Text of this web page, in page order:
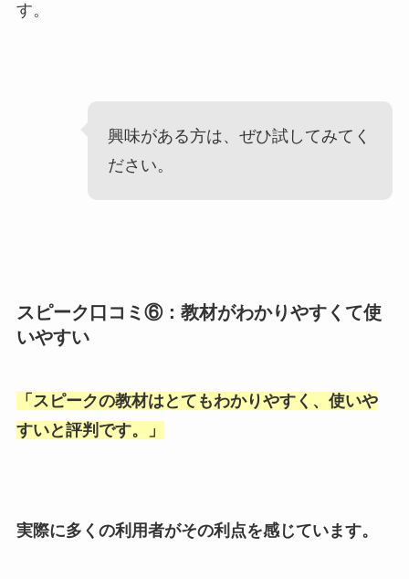
す。
興味がある方は、ぜひ試してみてく
ださい。
スピーク口コミ⑥：教材がわかりやすくて使
いやすい
「 スピークの教材はとてもわかりやすく、使いや
すいと評判です。
」
実際に多くの利用者がその利点を感じています。